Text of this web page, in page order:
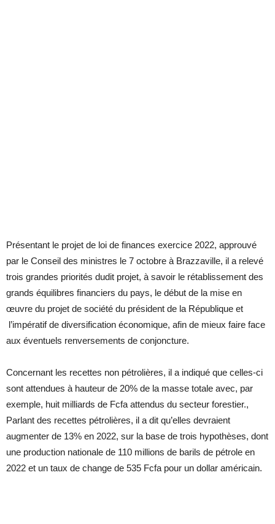
Présentant le projet de loi de finances exercice 2022, approuvé
par le Conseil des ministres le 7 octobre à Brazzaville, il a relevé
trois grandes priorités dudit projet, à savoir le rétablissement des
grands équilibres financiers du pays, le début de la mise en
œuvre du projet de société du président de la République et
l’impératif de diversification économique, afin de mieux faire face
aux éventuels renversements de conjoncture.
Concernant les recettes non pétrolières, il a indiqué que celles-ci
sont attendues à hauteur de 20% de la masse totale avec, par
exemple, huit milliards de Fcfa attendus du secteur forestier.,
Parlant des recettes pétrolières, il a dit qu’elles devraient
augmenter de 13% en 2022, sur la base de trois hypothèses, dont
une production nationale de 110 millions de barils de pétrole en
2022 et un taux de change de 535 Fcfa pour un dollar américain.